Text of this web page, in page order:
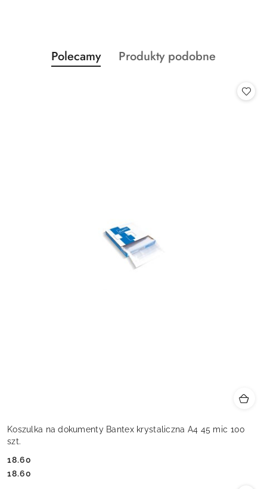
Pomiń karuzelę produktów
Produkty
o
Polecamy
Produkty
Produkty podobne
Koszulka na dokumenty Bantex krystaliczna A4 45 mic 100
szt.
Cena:
18.60
Cena:
18.60